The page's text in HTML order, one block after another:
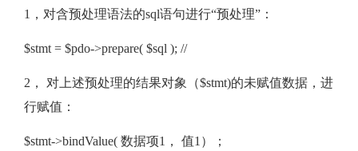
1，对含预处理语法的sql语句进行“预处理”：
$stmt = $pdo->prepare( $sql ); //
2， 对上述预处理的结果对象（$stmt)的未赋值数据，进
行赋值：
$stmt->bindValue( 数据项1， 值1）；